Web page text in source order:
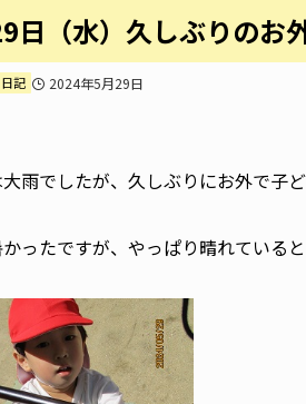
日（水）久しぶりのお
記 2024年5月29日
雨でしたが、久しぶりにお外で子
ったですが、やっぱり晴れている